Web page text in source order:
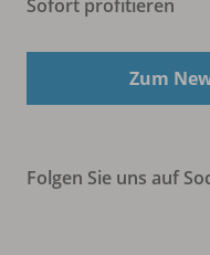
Sofort profitieren
Zum
Folgen Sie uns auf